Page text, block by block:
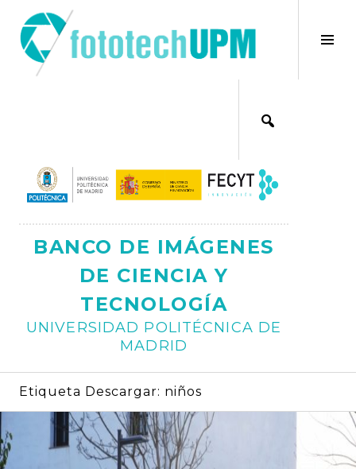
contenido
BANCO DE IMÁGENES
DE CIENCIA Y
TECNOLOGÍA
UNIVERSIDAD POLITÉCNICA DE
MADRID
Etiqueta Descargar: niños